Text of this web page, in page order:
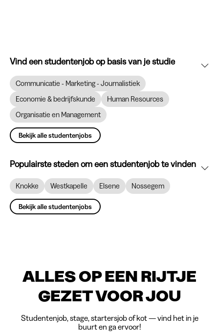
Vind een studentenjob op basis van je studie
Communicatie - Marketing - Journalistiek
Economie & bedrijfskunde
Human Resources
Organisatie en Management
Bekijk alle studentenjobs
Populairste steden om een studentenjob te vinden
Knokke Westkapelle Elsene Nossegem
Bekijk alle studentenjobs
ALLES OP EEN RIJTJE
GEZET VOOR JOU
Studentenjob, stage, startersjob of kot — vind het in je
buurt en ga ervoor!